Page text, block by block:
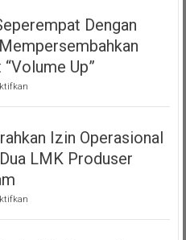
Dengan
Up”
pada
Seperempat
Bangga
Mempersembahkan
Podcast
Izin Operasional
LMK Produser
pada
Serahkan